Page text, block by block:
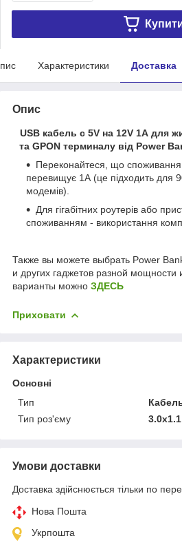
Характеристики Доставка
Опис
USB кабель c 5V на 12V 1А для
та GPON терминалу від Power
Переконайтеся, що споживання
перевищує 1А (це підходить для
модемів).
Для гігабітних роутерів або
споживанням - використання
Также вы можете выбрать Power
и других гаджетов разной мощности
варианты можно ЗДЕСЬ
Приховати
Характеристики
Основні
Тип
Тип роз'єму
Умови доставки
Доставка здійснюється тільки по
Нова Пошта
Укрпошта